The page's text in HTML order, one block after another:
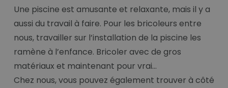
Une piscine est amusante et relaxante, mais il y a
aussi du travail à faire. Pour les bricoleurs entre
nous, travailler sur l’installation de la piscine les
ramène à l’enfance. Bricoler avec de gros
matériaux et maintenant pour vrai…
Chez nous, vous pouvez également trouver à côté